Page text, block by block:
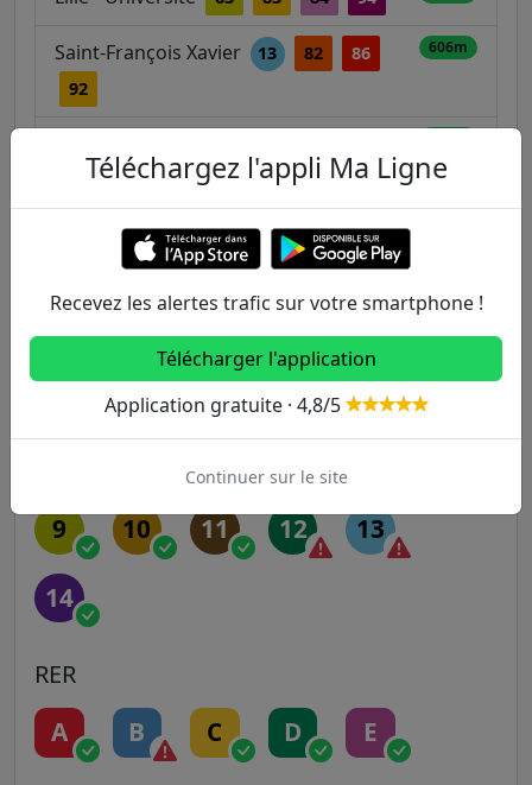
Saint-François Xavier 13 82
86
92
606m
63 83 84 94
Metro
1 2 3 3B 4
9 10 11 12 13
14
RER
A B C D E
Téléchargez l'appli Ma Ligne
Recevez les alertes trafic sur votre smartphone !
Télécharger l'application
Application gratuite · 4,8/5
Continuer sur le site